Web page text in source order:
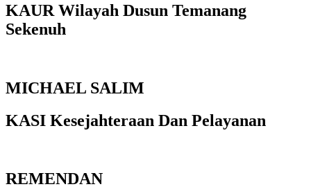
KAUR Wilayah Dusun Temanang
Sekenuh
MICHAEL SALIM
KASI Kesejahteraan Dan Pelayanan
REMENDAN